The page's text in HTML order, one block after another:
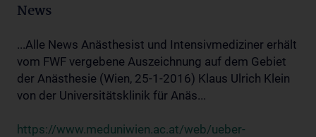
News
...Alle News Anästhesist und Intensivmediziner erhält
vom FWF vergebene Auszeichnung auf dem Gebiet
der Anästhesie (Wien, 25-1-2016) Klaus Ulrich Klein
von der Universitätsklinik für Anäs...
https://www.meduniwien.ac.at/web/ueber-